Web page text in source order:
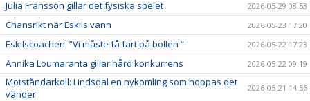
Julia Fransson gillar det fysiska spelet 2026-05-29 08:53
Chansrikt när Eskils vann 2026-05-23 17:20
Eskilscoachen: ”Vi måste få fart på bollen ” 2026-05-22 17:23
Annika Loumaranta gillar hård konkurrens 2026-05-22 09:19
Motståndarkoll: Lindsdal en nykomling som hoppas det
vänder
2026-05-21 14:56